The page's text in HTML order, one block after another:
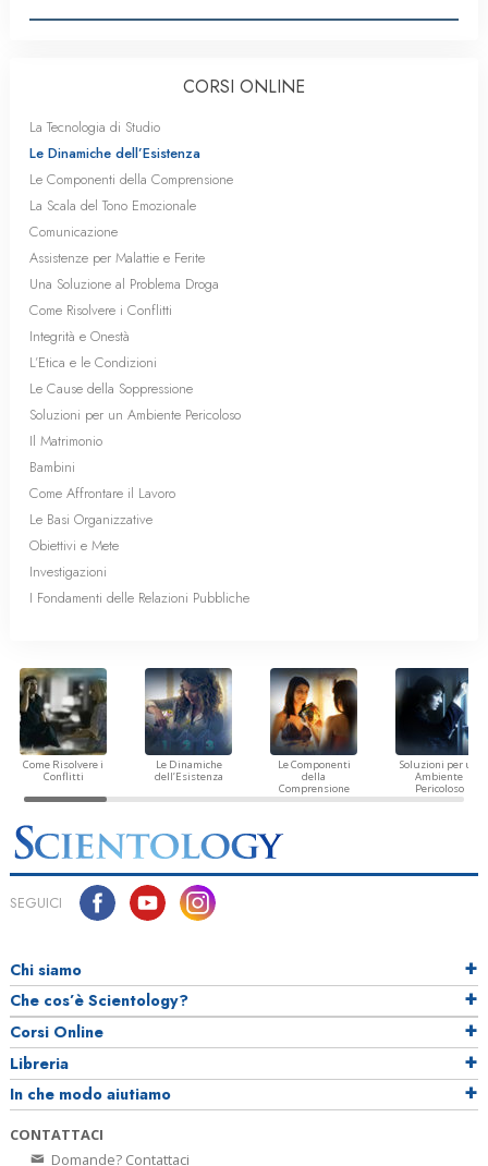
CORSI ONLINE
La Tecnologia di Studio
Le Dinamiche dell’Esistenza
Le Componenti della Comprensione
La Scala del Tono Emozionale
Comunicazione
Assistenze per Malattie e Ferite
Una Soluzione al Problema Droga
Come Risolvere i Conflitti
Integrità e Onestà
L’Etica e le Condizioni
Le Cause della Soppressione
Soluzioni per un Ambiente Pericoloso
Il Matrimonio
Bambini
Come Affrontare il Lavoro
Le Basi Organizzative
Obiettivi e Mete
Investigazioni
I Fondamenti delle Relazioni Pubbliche
Come Risolvere i
Conflitti
Le Dinamiche
dell’Esistenza
Le Componenti
della
Comprensione
Soluzioni per un
Ambiente
Pericoloso
SEGUICI
Chi siamo
Che cos’è Scientology?
Corsi Online
Libreria
In che modo aiutiamo
CONTATTACI
Domande? Contattaci